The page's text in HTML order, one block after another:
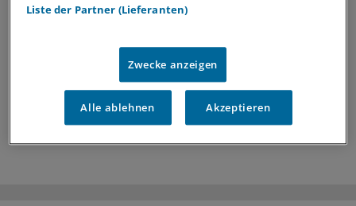
Liste der Partner (Lieferanten)
Zwecke anzeigen
Alle ablehnen Akzeptieren